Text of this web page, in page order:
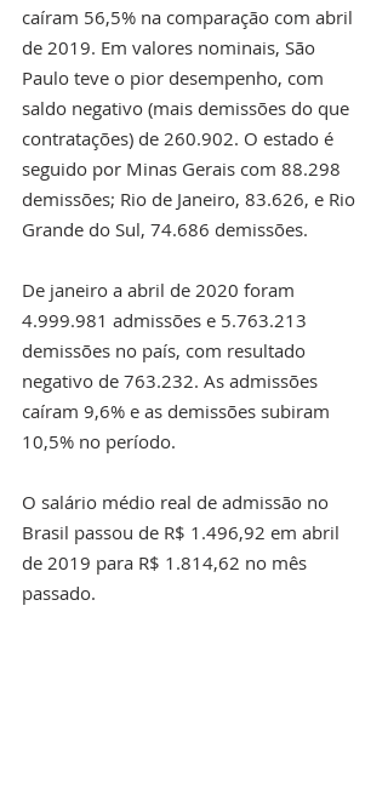
caíram 56,5% na comparação com abril
de 2019. Em valores nominais, São
Paulo teve o pior desempenho, com
saldo negativo (mais demissões do que
contratações) de 260.902. O estado é
seguido por Minas Gerais com 88.298
demissões; Rio de Janeiro, 83.626, e Rio
Grande do Sul, 74.686 demissões.
De janeiro a abril de 2020 foram
4.999.981 admissões e 5.763.213
demissões no país, com resultado
negativo de 763.232. As admissões
caíram 9,6% e as demissões subiram
10,5% no período.
O salário médio real de admissão no
Brasil passou de R$ 1.496,92 em abril
de 2019 para R$ 1.814,62 no mês
passado.